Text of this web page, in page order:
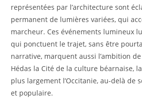
représentées par l’architecture sont
permanent de lumières variées, qui
marcheur. Ces événements lumineux
qui ponctuent le trajet, sans être
narrative, marquent aussi l’ambition
Hédas la Cité de la culture béarnaise,
plus largement l’Occitanie, au-delà de
et populaire.